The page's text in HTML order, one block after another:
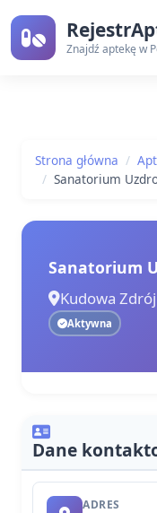
Znajdź aptekę w
Strona główna
Sanatorium
Sanatorium
Kudowa Zdrój
Aktywna
Dane
ADRES